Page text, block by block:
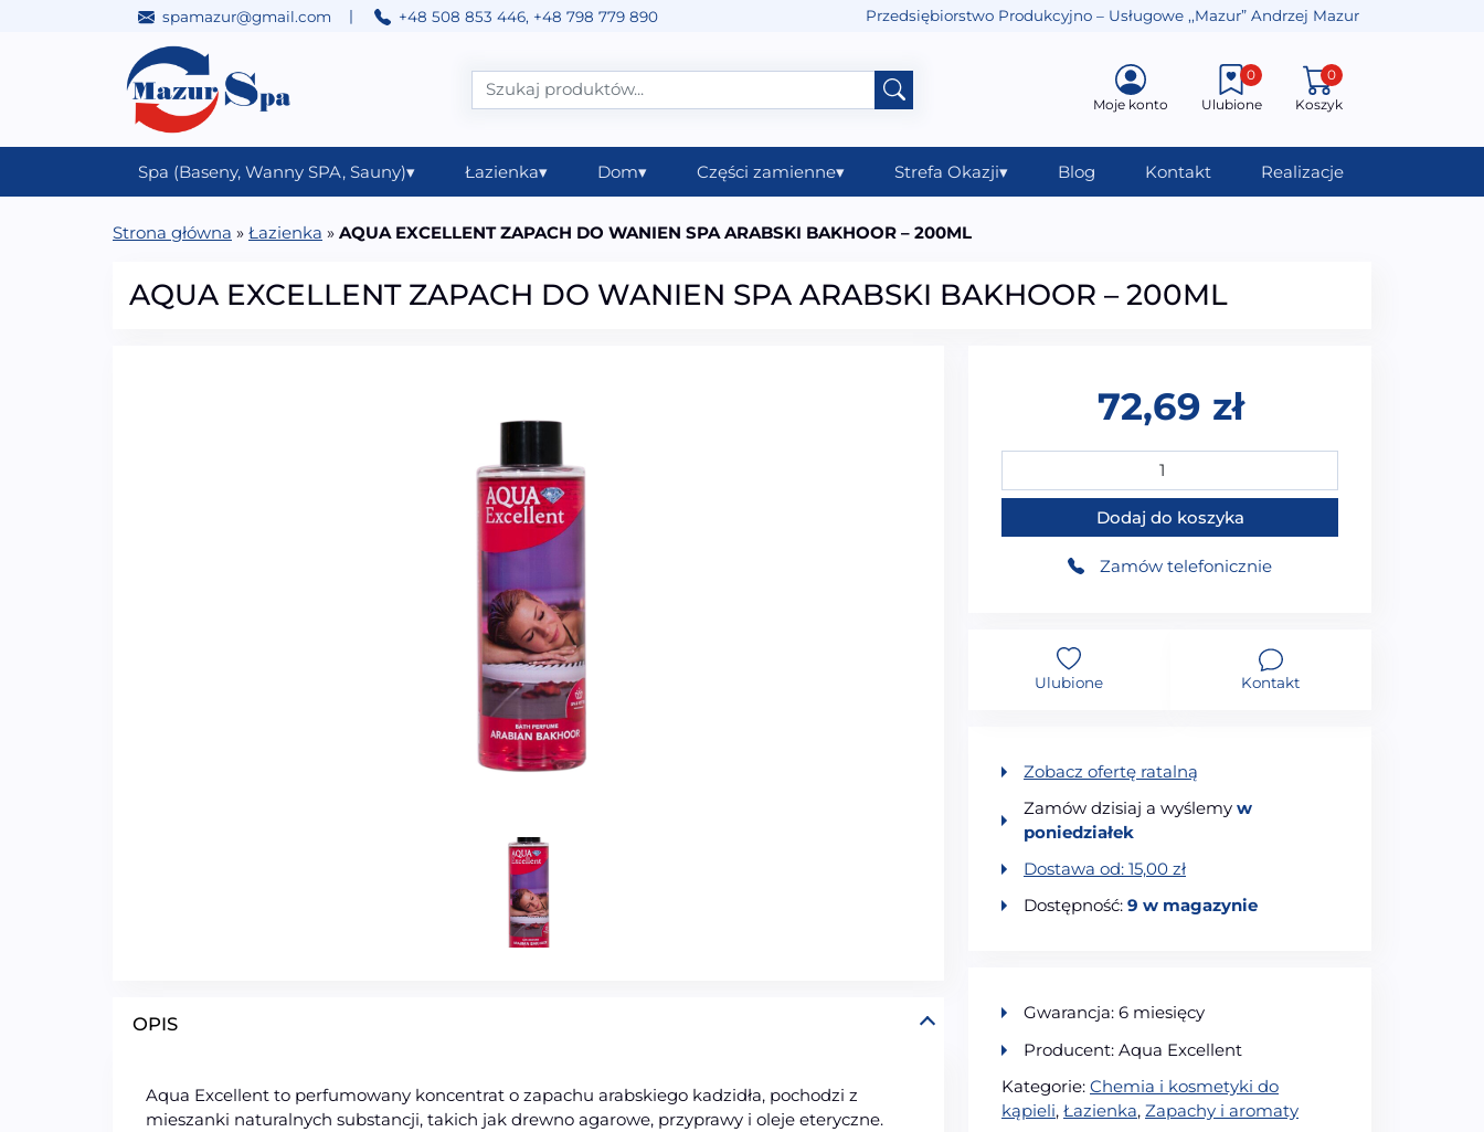
spamazur@gmail.com | +48 508 853 446, +48 798 779 890 Przedsiębiorstwo Produkcyjno – Usługowe ,,Mazur” Andrzej Mazur
Main Navigation Moje konto Ulubione
0
Koszyk
0
Spa (Baseny, Wanny SPA, Sauny)▾ Łazienka▾ Dom▾ Części zamienne▾ Strefa Okazji▾ Blog Kontakt Realizacje
Strona główna » Łazienka » AQUA EXCELLENT ZAPACH DO WANIEN SPA ARABSKI BAKHOOR – 200ML
AQUA EXCELLENT ZAPACH DO WANIEN SPA ARABSKI BAKHOOR – 200ML
OPIS
Aqua Excellent to perfumowany koncentrat o zapachu arabskiego kadzidła, pochodzi z
mieszanki naturalnych substancji, takich jak drewno agarowe, przyprawy i oleje eteryczne.
72,69 zł
ilość AQUA EXCELLENT ZAPACH DO WANIEN SPA
Dodaj do koszyka
Zamów telefonicznie
Ulubione Kontakt
Zobacz ofertę ratalną
Zamów dzisiaj a wyślemy w
poniedziałek
Dostawa od: 15,00 zł
Dostępność: 9 w magazynie
Gwarancja: 6 miesięcy
Producent: Aqua Excellent
Kategorie: Chemia i kosmetyki do
kąpieli, Łazienka, Zapachy i aromaty